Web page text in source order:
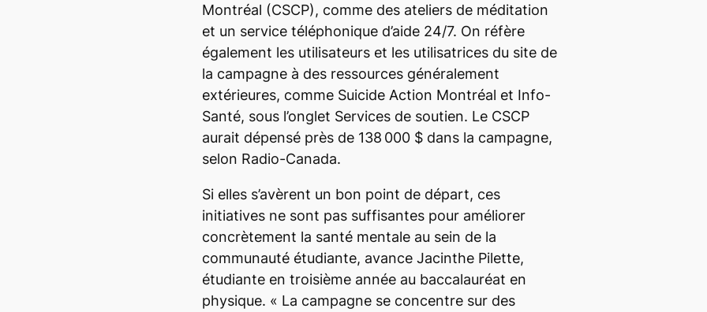
Montréal (CSCP), comme des ateliers de méditation
et un service téléphonique d’aide 24/7. On réfère
également les utilisateurs et les utilisatrices du site de
la campagne à des ressources généralement
extérieures, comme Suicide Action Montréal et Info-
Santé, sous l’onglet Services de soutien. Le CSCP
aurait dépensé près de 138 000 $ dans la campagne,
selon Radio-Canada.
Si elles s’avèrent un bon point de départ, ces
initiatives ne sont pas suffisantes pour améliorer
concrètement la santé mentale au sein de la
communauté étudiante, avance Jacinthe Pilette,
étudiante en troisième année au baccalauréat en
physique. « La campagne se concentre sur des